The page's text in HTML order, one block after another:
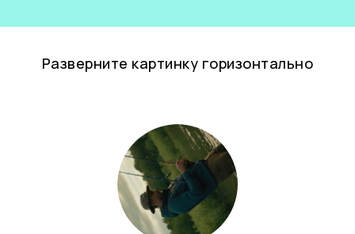
Разверните картинку горизонтально